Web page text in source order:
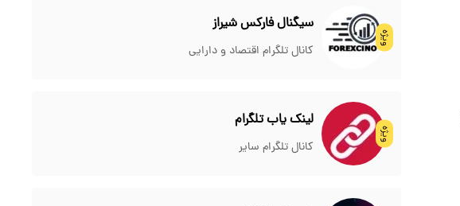
ویژه
سیگنال فارکس شیراز
کانال تلگرام اقتصاد و دارایی
ویژه
لینک یاب تلگرام
کانال تلگرام سایر